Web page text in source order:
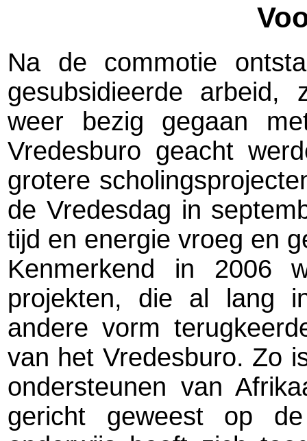
Na de commotie
gesubsidieerde
weer bezig gegaan
Vredesburo geacht
grotere
de Vredesdag in
tijd en energie vroeg en
Kenmerkend in 2006
projekten, die al lang
andere vorm
van het Vredesburo. Zo
ondersteunen van
gericht geweest op